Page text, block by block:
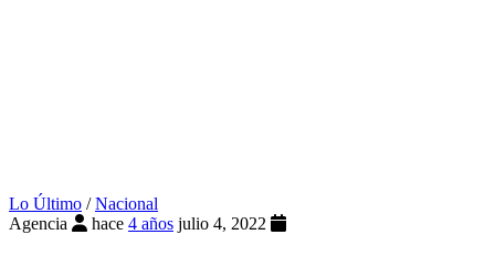
Lo Último /Nacional
Agencia
hace 4 años julio 4, 2022